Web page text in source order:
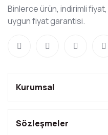
Binlerce ürün, indirimli
uygun fiyat garantisi.
Kurumsal
Sözleşmeler